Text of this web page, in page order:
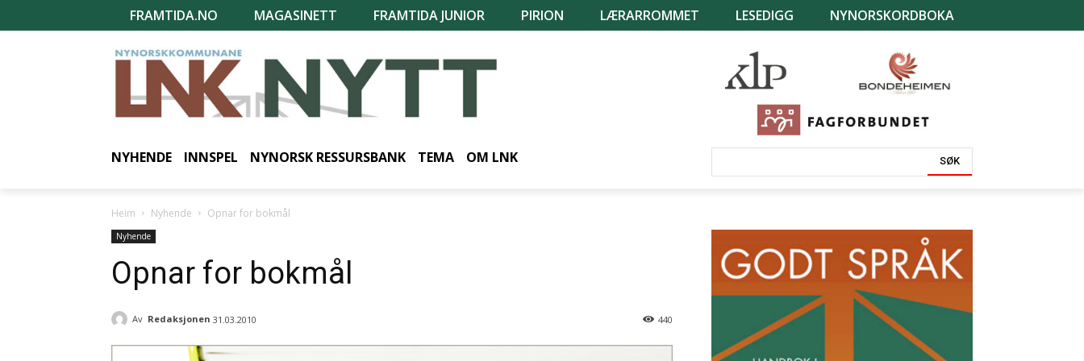
FRAMTIDA.NO MAGASINETT FRAMTIDA JUNIOR PIRION LÆRARROMMET LESEDIGG NYNORSKORDBOKA
NYHENDE INNSPEL NYNORSK RESSURSBANK TEMA OM LNK SØK
Heim Nyhende Opnar for bokmål
Nyhende
Opnar for bokmål
Av Redaksjonen 31.03.2010 440